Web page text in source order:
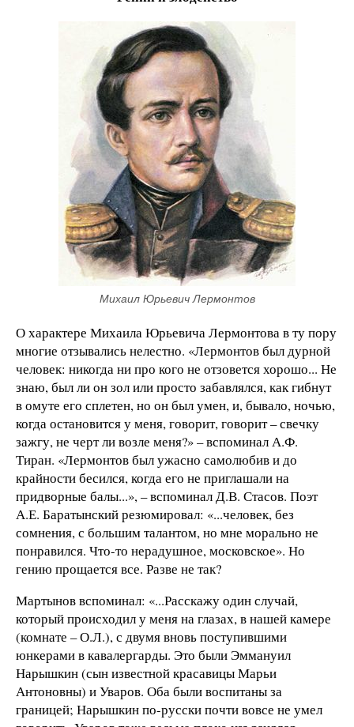
Михаил Юрьевич Лермонтов
О характере Михаила Юрьевича Лермонтова в ту пору
многие отзывались нелестно. «Лермонтов был дурной
человек: никогда ни про кого не отзовется хорошо... Не
знаю, был ли он зол или просто забавлялся, как гибнут
в омуте его сплетен, но он был умен, и, бывало, ночью,
когда остановится у меня, говорит, говорит – свечку
зажгу, не черт ли возле меня?» – вспоминал А.Ф.
Тиран. «Лермонтов был ужасно самолюбив и до
крайности бесился, когда его не приглашали на
придворные балы...», – вспоминал Д.В. Стасов. Поэт
А.Е. Баратынский резюмировал: «...человек, без
сомнения, с большим талантом, но мне морально не
понравился. Что-то нерадушное, московское». Но
гению прощается все. Разве не так?
Мартынов вспоминал: «...Расскажу один случай,
который происходил у меня на глазах, в нашей камере
(комнате – О.Л.), с двумя вновь поступившими
юнкерами в кавалергарды. Это были Эммануил
Нарышкин (сын известной красавицы Марьи
Антоновны) и Уваров. Оба были воспитаны за
границей; Нарышкин по-русски почти вовсе не умел